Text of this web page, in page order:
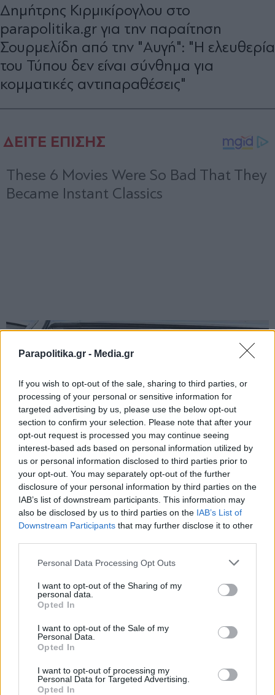
Parapolitika.gr - Media.gr
If you wish to opt-out of the sale, sharing to third parties, or
processing of your personal or sensitive information for
targeted advertising by us, please use the below opt-out
section to confirm your selection. Please note that after your
opt-out request is processed you may continue seeing
interest-based ads based on personal information utilized by
us or personal information disclosed to third parties prior to
your opt-out. You may separately opt-out of the further
disclosure of your personal information by third parties on the
IAB’s list of downstream participants. This information may
also be disclosed by us to third parties on the IAB’s List of
Downstream Participants that may further disclose it to other
Personal Data Processing Opt Outs
I want to opt-out of the Sharing of my
personal data.
Opted In
I want to opt-out of the Sale of my
Personal Data.
Opted In
I want to opt-out of processing my
Personal Data for Targeted Advertising.
Opted In
Δημήτρης Κιρμικίρογλου στο
parapolitika.gr για την παραίτηση
Σουρμελίδη από την "Αυγή": "Η ελευθερία
του Τύπου δεν είναι σύνθημα για
κομματικές αντιπαραθέσεις"
Εγγραφή στο newsletter
Αποδέχομαι τους
και την πολιτική απορρήτου